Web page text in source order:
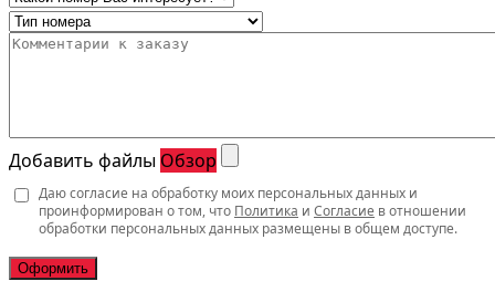
Добавить файлы Обзор
Даю согласие на обработку моих персональных данных и
проинформирован о том, что Политика и Согласие в отношении
обработки персональных данных размещены в общем доступе.
Оформить